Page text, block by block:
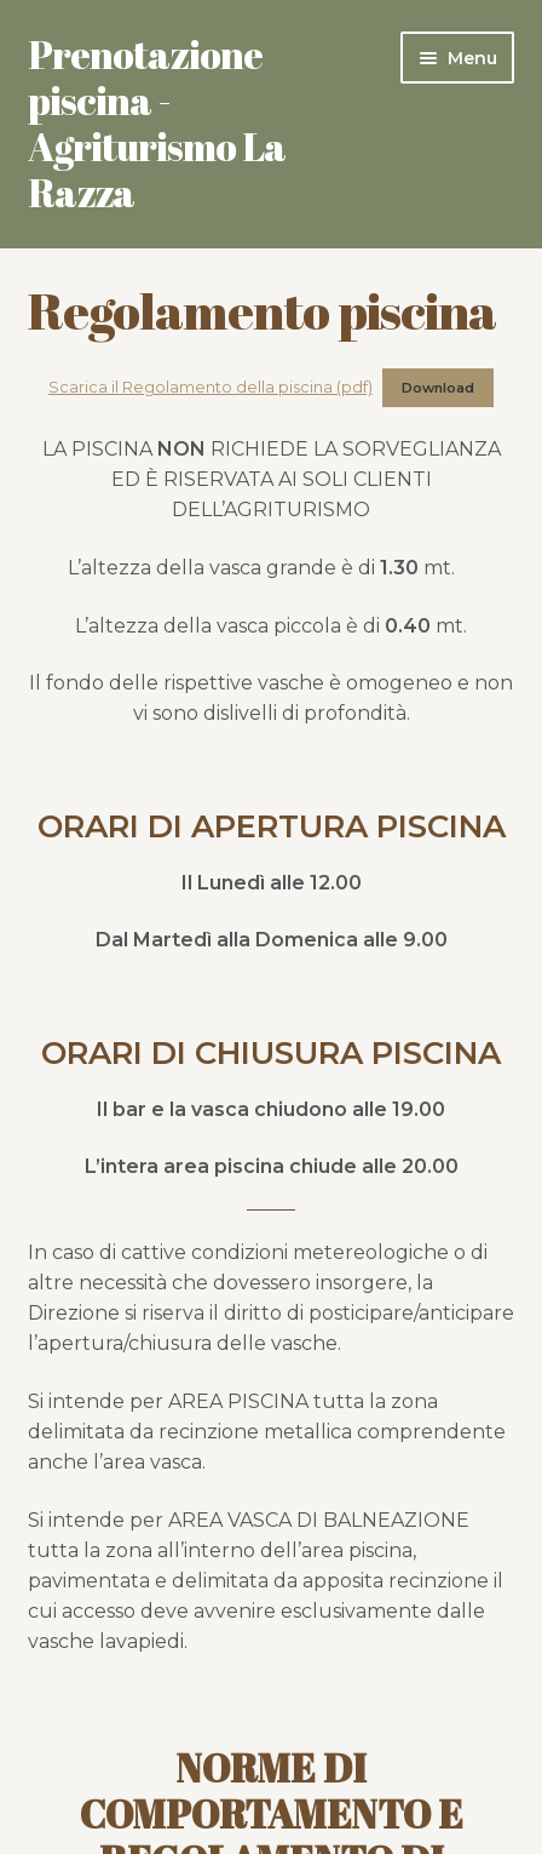
Vai
alla
navigazione
Vai
al
contenuto
Prenotazione
piscina -
Agriturismo La
Razza
Menu
Prenota
Come funziona
Il mio account
Carrello
Regolamento piscina
Scarica il Regolamento della piscina (pdf) Download
LA PISCINA NON RICHIEDE LA SORVEGLIANZA
ED È RISERVATA AI SOLI CLIENTI
DELL’AGRITURISMO
L’altezza della vasca grande è di 1.30 mt.
L’altezza della vasca piccola è di 0.40 mt.
Il fondo delle rispettive vasche è omogeneo e non
vi sono dislivelli di profondità.
ORARI DI APERTURA PISCINA
Il Lunedì alle 12.00
Dal Martedì alla Domenica alle 9.00
ORARI DI CHIUSURA PISCINA
Il bar e la vasca chiudono alle 19.00
L’intera area piscina chiude alle 20.00
In caso di cattive condizioni metereologiche o di
altre necessità che dovessero insorgere, la
Direzione si riserva il diritto di posticipare/anticipare
l’apertura/chiusura delle vasche.
Si intende per AREA PISCINA tutta la zona
delimitata da recinzione metallica comprendente
anche l’area vasca.
Si intende per AREA VASCA DI BALNEAZIONE
tutta la zona all’interno dell’area piscina,
pavimentata e delimitata da apposita recinzione il
cui accesso deve avvenire esclusivamente dalle
vasche lavapiedi.
NORME DI
COMPORTAMENTO E